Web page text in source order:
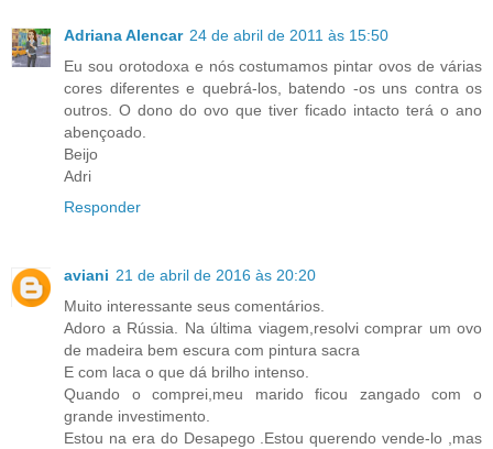
Adriana Alencar 24 de abril de 2011 às 15:50
Eu sou orotodoxa e nós costumamos pintar ovos de várias
cores diferentes e quebrá-los, batendo -os uns contra os
outros. O dono do ovo que tiver ficado intacto terá o ano
abençoado.
Beijo
Adri
Responder
aviani 21 de abril de 2016 às 20:20
Muito interessante seus comentários.
Adoro a Rússia. Na última viagem,resolvi comprar um ovo
de madeira bem escura com pintura sacra
E com laca o que dá brilho intenso.
Quando o comprei,meu marido ficou zangado com o
grande investimento.
Estou na era do Desapego .Estou querendo vende-lo ,mas